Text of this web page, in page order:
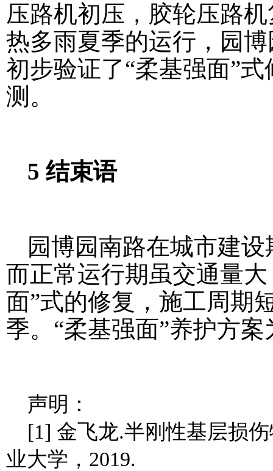
压路机初压，胶轮压路
热多雨夏季的运行，园
初步验证了“柔基强面”
测。
5 结束语
园博园南路在城市建
而正常运行期虽交通量
面”式的修复，施工周期
季。“柔基强面”养护方
声明：
[1] 金飞龙.半刚性基层损
业大学，2019.